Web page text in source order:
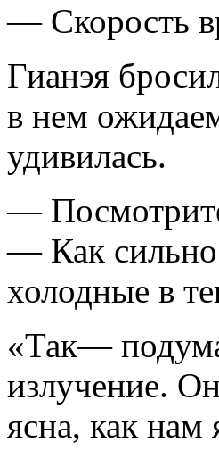
— Скорость
Гианэя
в нем
удивилась.
—
— Как сильно
холодные в
«Так—
излучение.
ясна, как нам